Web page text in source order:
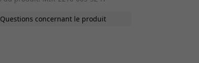
Questions concernant le produit